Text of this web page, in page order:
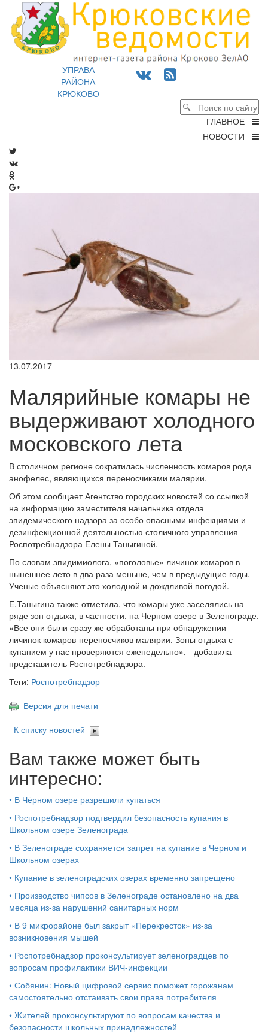
УПРАВА
РАЙОНА
КРЮКОВО
ГЛАВНОЕ
НОВОСТИ
13.07.2017
Малярийные комары не
выдерживают холодного
московского лета
В столичном регионе сократилась численность комаров рода
анофелес, являющихся переносчиками малярии.
Об этом сообщает Агентство городских новостей со ссылкой
на информацию заместителя начальника отдела
эпидемического надзора за особо опасными инфекциями и
дезинфекционной деятельностью столичного управления
Роспотребнадзора Елены Таныгиной.
По словам эпидимиолога, «поголовье» личинок комаров в
нынешнее лето в два раза меньше, чем в предыдущие годы.
Ученые объясняют это холодной и дождливой погодой.
Е.Таныгина также отметила, что комары уже заселялись на
ряде зон отдыха, в частности, на Черном озере в Зеленограде.
«Все они были сразу же обработаны при обнаружении
личинок комаров-переносчиков малярии. Зоны отдыха с
купанием у нас проверяются еженедельно», - добавила
представитель Роспотребнадзора.
Теги: Роспотребнадзор
Версия для печати
К списку новостей
Вам также может быть
интересно:
• В Чёрном озере разрешили купаться
• Роспотребнадзор подтвердил безопасность купания в
Школьном озере Зеленограда
• В Зеленограде сохраняется запрет на купание в Черном и
Школьном озерах
• Купание в зеленоградских озерах временно запрещено
• Производство чипсов в Зеленограде остановлено на два
месяца из-за нарушений санитарных норм
• В 9 микрорайоне был закрыт «Перекресток» из-за
возникновения мышей
• Роспотребнадзор проконсультирует зеленоградцев по
вопросам профилактики ВИЧ-инфекции
• Собянин: Новый цифровой сервис поможет горожанам
самостоятельно отстаивать свои права потребителя
• Жителей проконсультируют по вопросам качества и
безопасности школьных принадлежностей